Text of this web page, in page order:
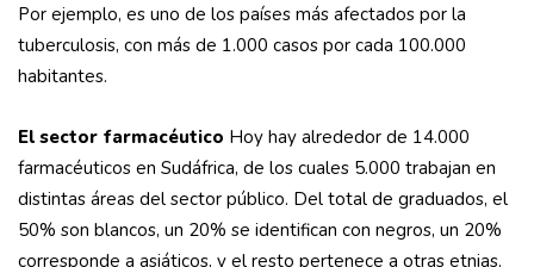
Por ejemplo, es uno de los países más afectados por la
tuberculosis, con más de 1.000 casos por cada 100.000
habitantes.
El sector farmacéutico Hoy hay alrededor de 14.000
farmacéuticos en Sudáfrica, de los cuales 5.000 trabajan en
distintas áreas del sector público. Del total de graduados, el
50% son blancos, un 20% se identifican con negros, un 20%
corresponde a asiáticos, y el resto pertenece a otras etnias.